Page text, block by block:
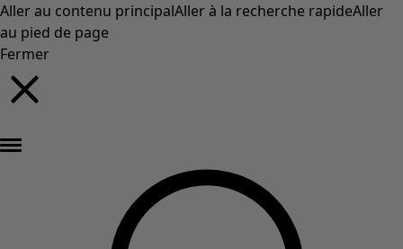
Aller au contenu principalAller à la recherche rapideAller
au pied de page
Fermer